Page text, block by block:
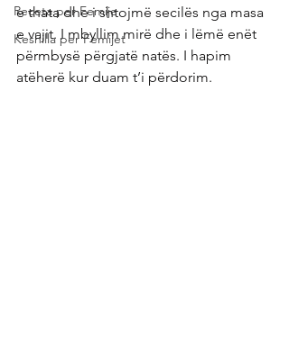
Receta per Femije
Keshilla per Femijet
e thata dhe i shtojmë secilës nga masa
e vajit. I mbyllim mirë dhe i lëmë enët
përmbysë përgjatë natës. I hapim
atëherë kur duam t’i përdorim.